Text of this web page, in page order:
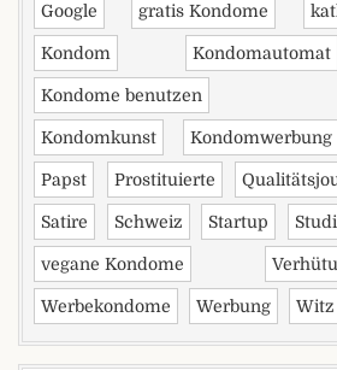
Google gratis Kondome
Kondom Kondomautomat
Kondome benutzen
Kondomkunst Kondomwerbung
Papst Prostituierte
Satire Schweiz Startup
vegane Kondome
Werbekondome Werbung Witz